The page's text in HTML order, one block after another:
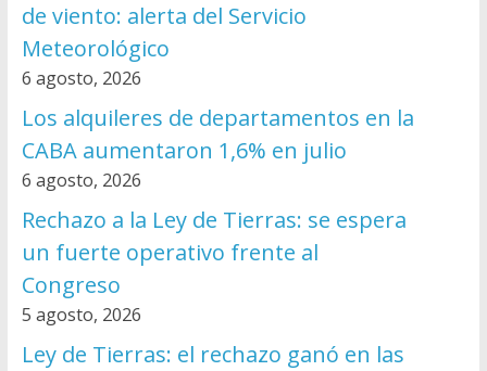
de viento: alerta del Servicio
Meteorológico
6 agosto, 2026
Los alquileres de departamentos en la
CABA aumentaron 1,6% en julio
6 agosto, 2026
Rechazo a la Ley de Tierras: se espera
un fuerte operativo frente al
Congreso
5 agosto, 2026
Ley de Tierras: el rechazo ganó en las